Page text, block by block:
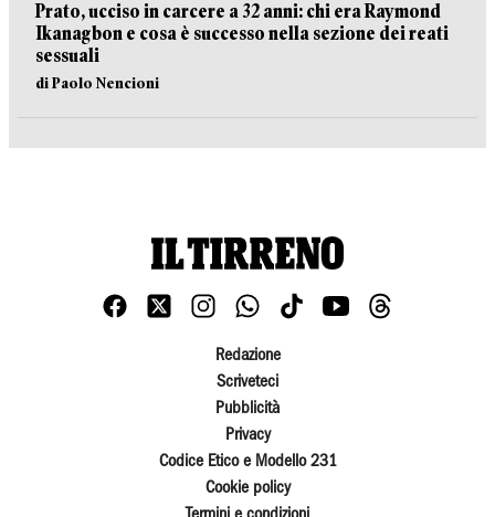
Prato, ucciso in carcere a 32 anni: chi era Raymond
Ikanagbon e cosa è successo nella sezione dei reati
sessuali
di Paolo Nencioni
Redazione
Scriveteci
Pubblicità
Privacy
Codice Etico e Modello 231
Cookie policy